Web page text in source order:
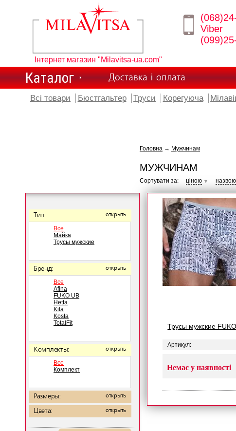
Інтернет магазин "Milavitsa-ua.com"
Viber
Каталог Доставка і оплата
Всі товари Бюстгальтер Труси Корегуюча
Тип: открыть
Все
Майка
Трусы мужские
Бренд: открыть
Все
Afina
FUKO UB
Hetta
Kifa
Kosta
TotalFit
Комплекты: открыть
Все
Комплект
Размеры: открыть
Цвета: открыть
Головна → Мужчинам
МУЖЧИНАМ
Сортувати за: ціною ▼ назвою
Трусы мужские
Артикул:
Немає у наявності